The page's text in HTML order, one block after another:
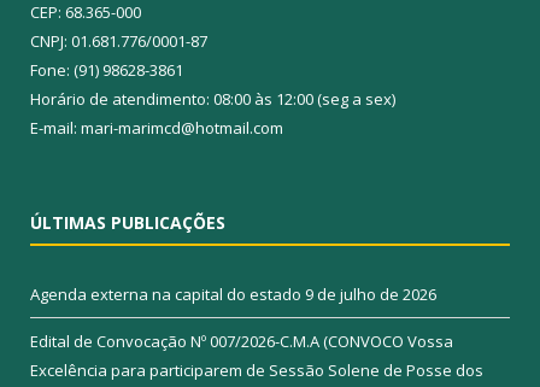
CEP: 68.365-000
CNPJ: 01.681.776/0001-87
Fone: (91) 98628-3861
Horário de atendimento: 08:00 às 12:00 (seg a sex)
E-mail: mari-marimcd@hotmail.com
ÚLTIMAS PUBLICAÇÕES
Agenda externa na capital do estado 9 de julho de 2026
Edital de Convocação Nº 007/2026-C.M.A (CONVOCO Vossa
Excelência para participarem de Sessão Solene de Posse dos